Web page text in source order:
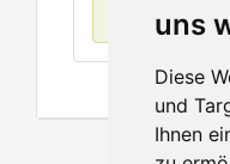
uns
Diese
und
Ihnen